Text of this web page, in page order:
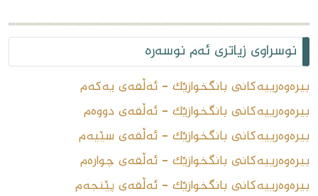
نوسراوی زیاتری ئەم نوسەرە
بیرەوەرییەکانی بانگخوازێک - ئەڵقەى یەکەم
بیرەوەرییەکانی بانگخوازێک - ئەڵقەى دووەم
بیرەوەرییەکانى بانگخوازێک - ئەڵقەى سێیەم
بیرەوەرییەکانى بانگخوازێک - ئەڵقەى چوارەم
بیرەوەرییەکانى بانگخوازێک - ئەڵقەى پێنجەم